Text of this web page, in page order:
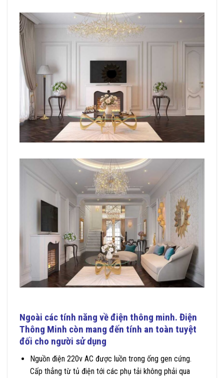
Ngoài các tính năng về điện thông minh. Điện
Thông Minh còn mang đến tính an toàn tuyệt
đối cho người sử dụng
Nguồn điện 220v AC được luồn trong ống gen cứng.
Cấp thẳng từ tủ điện tới các phụ tải không phải qua